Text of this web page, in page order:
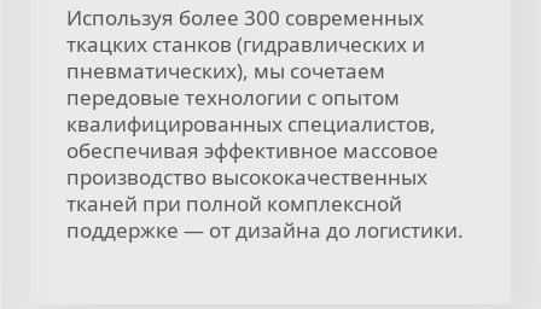
Используя более 300 современных
ткацких станков (гидравлических и
пневматических), мы сочетаем
передовые технологии с опытом
квалифицированных специалистов,
обеспечивая эффективное массовое
производство высококачественных
тканей при полной комплексной
поддержке — от дизайна до логистики.